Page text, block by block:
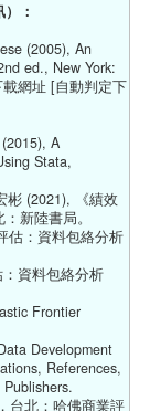
：
(2005), An
ed., New York:
網址 [自動判定下
A
Stata,
彬 (2021), 《績效
新陸書局。
估：資料包絡分析
資料包絡分析
Frontier
Development
References,
台北：哈佛商業評